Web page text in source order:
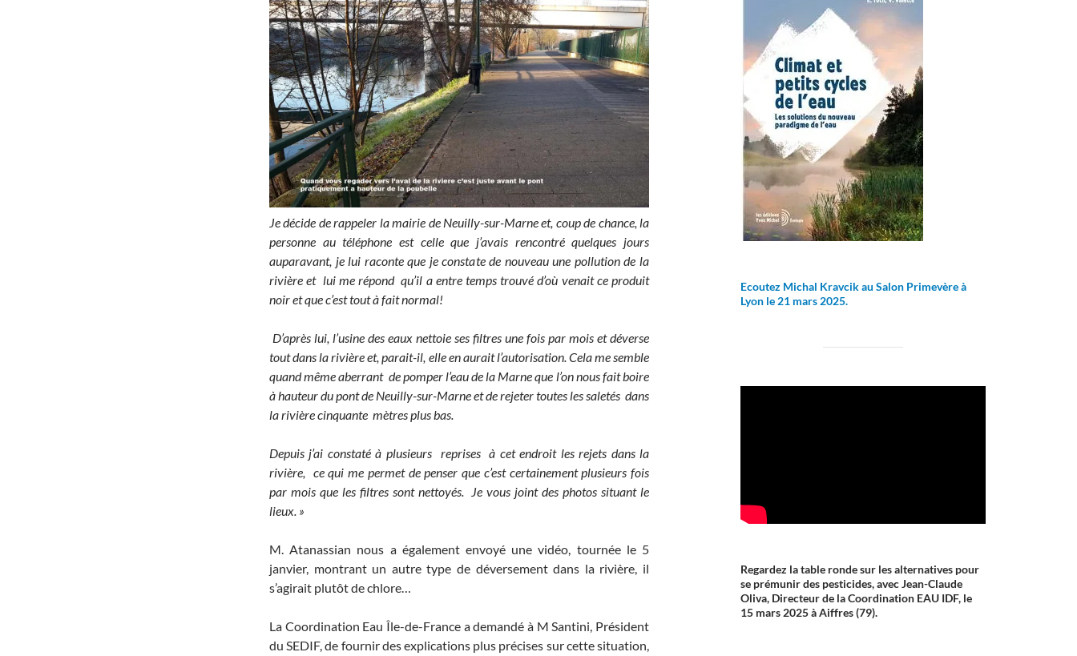
Je décide de rappeler la mairie de Neuilly-sur-Marne et, coup de chance, la
personne au téléphone est celle que j’avais rencontré quelques jours
auparavant, je lui raconte que je constate de nouveau une pollution de la
rivière et lui me répond qu’il a entre temps trouvé d’où venait ce produit
noir et que c’est tout à fait normal!
D’après lui, l’usine des eaux nettoie ses filtres une fois par mois et déverse
tout dans la rivière et, parait-il, elle en aurait l’autorisation. Cela me semble
quand même aberrant de pomper l’eau de la Marne que l’on nous fait boire
à hauteur du pont de Neuilly-sur-Marne et de rejeter toutes les saletés dans
la rivière cinquante mètres plus bas.
Depuis j’ai constaté à plusieurs reprises à cet endroit les rejets dans la
rivière, ce qui me permet de penser que c’est certainement plusieurs fois
par mois que les filtres sont nettoyés. Je vous joint des photos situant le
lieux. »
M. Atanassian nous a également envoyé une vidéo, tournée le 5
janvier, montrant un autre type de déversement dans la rivière, il
s’agirait plutôt de chlore…
La Coordination Eau Île-de-France a demandé à M Santini, Président
du SEDIF, de fournir des explications plus précises sur cette situation,
Ecoutez Michal Kravcik au Salon Primevère à
Lyon le 21 mars 2025.
Regardez la table ronde sur les alternatives pour
se prémunir des pesticides, avec Jean-Claude
Oliva, Directeur de la Coordination EAU IDF, le
15 mars 2025 à Aiffres (79).